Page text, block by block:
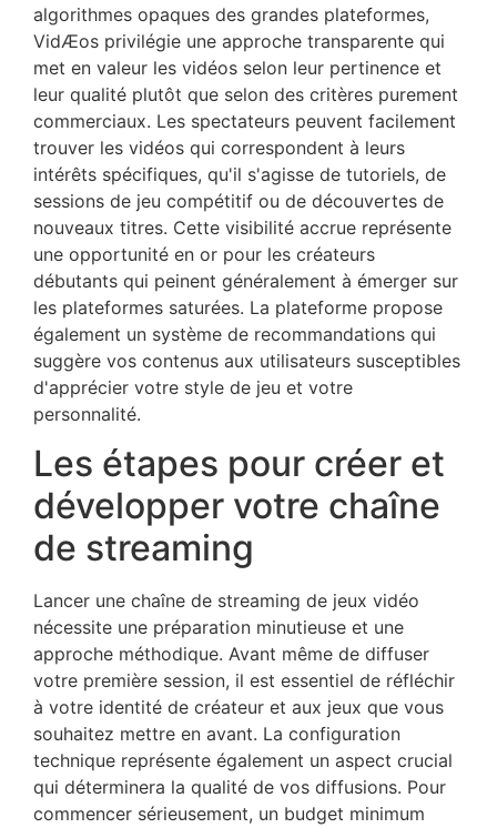
algorithmes opaques des grandes plateformes,
VidÆos privilégie une approche transparente qui
met en valeur les vidéos selon leur pertinence et
leur qualité plutôt que selon des critères purement
commerciaux. Les spectateurs peuvent facilement
trouver les vidéos qui correspondent à leurs
intérêts spécifiques, qu'il s'agisse de tutoriels, de
sessions de jeu compétitif ou de découvertes de
nouveaux titres. Cette visibilité accrue représente
une opportunité en or pour les créateurs
débutants qui peinent généralement à émerger sur
les plateformes saturées. La plateforme propose
également un système de recommandations qui
suggère vos contenus aux utilisateurs susceptibles
d'apprécier votre style de jeu et votre
personnalité.
Les étapes pour créer et
développer votre chaîne
de streaming
Lancer une chaîne de streaming de jeux vidéo
nécessite une préparation minutieuse et une
approche méthodique. Avant même de diffuser
votre première session, il est essentiel de réfléchir
à votre identité de créateur et aux jeux que vous
souhaitez mettre en avant. La configuration
technique représente également un aspect crucial
qui déterminera la qualité de vos diffusions. Pour
commencer sérieusement, un budget minimum